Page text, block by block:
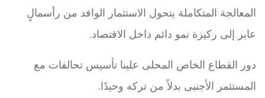
المعالجة المتكاملة يتحول الاستثمار الوافد من رأسمالٍ
عابر إلى ركيزة نمو دائم داخل الاقتصاد.
دور القطاع الخاص المحلى علينا تأسيس تحالفات مع
المستثمر الأجنبى بدلاً من تركه وحيدًا.